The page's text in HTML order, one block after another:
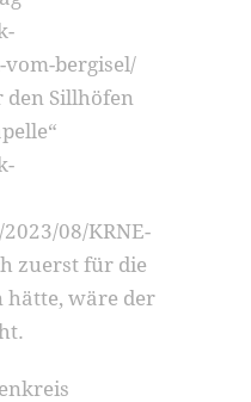
bergisel/
den Sillhöfen
08/KRNE-
zuerst für die
hätte, wäre der